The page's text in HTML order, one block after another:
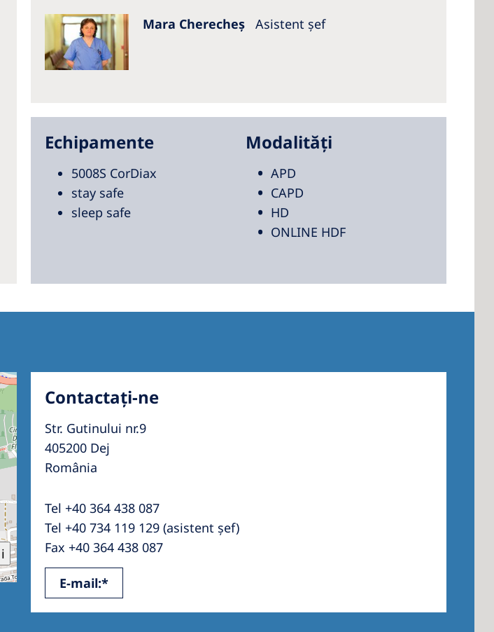
Mara Cherecheș Asistent șef
Echipamente
5008S CorDiax
stay safe
sleep safe
Modalități
APD
CAPD
HD
ONLINE HDF
i
Contactați-ne
Str. Gutinului nr.9
405200 Dej
România
Tel +40 364 438 087
Tel +40 734 119 129 (asistent șef)
Fax +40 364 438 087
E-mail:*